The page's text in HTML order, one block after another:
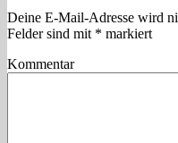
Deine E-Mail-Adresse wird
Felder sind mit * markiert
Kommentar